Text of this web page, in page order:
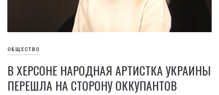
ОБЩЕСТВО
В ХЕРСОНЕ НАРОДНАЯ АРТИСТКА УКРАИНЫ
ПЕРЕШЛА НА СТОРОНУ ОККУПАНТОВ